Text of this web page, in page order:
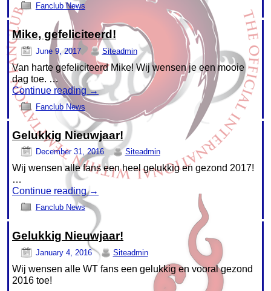
Fanclub News
Mike, gefeliciteerd!
June 9, 2017 Siteadmin
Van harte gefeliciteerd Mike! Wij wensen je een mooie
dag toe. …
Continue reading→
Fanclub News
Gelukkig Nieuwjaar!
December 31, 2016 Siteadmin
Wij wensen alle fans een heel gelukkig en gezond 2017!
…
Continue reading→
Fanclub News
Gelukkig Nieuwjaar!
January 4, 2016 Siteadmin
Wij wensen alle WT fans een gelukkig en vooral gezond
2016 toe!